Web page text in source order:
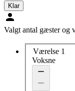
Klar
Valgt antal gæster og
Værelse 1
Voksne